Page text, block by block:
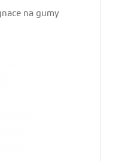
na gumy